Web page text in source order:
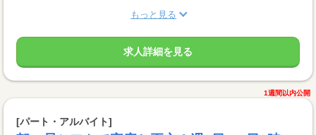
もっと見る
求人詳細を見る
1週間以内公開
[パート・アルバイト]